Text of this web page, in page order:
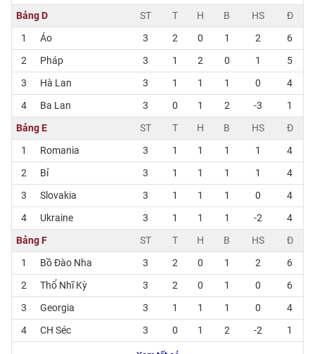
Bảng D
ST T H B HS
Đ
1
Áo 3 2 0 1 2
6
2
Pháp 3 1 2 0 1
5
3
Hà Lan 3 1 1 1 0
4
4
Ba Lan 3 0 1 2 -3
1
Bảng E
ST T H B HS
Đ
1
Romania 3 1 1 1 1
4
2
Bỉ 3 1 1 1 1
4
3
Slovakia 3 1 1 1 0
4
4
Ukraine 3 1 1 1 -2
4
Bảng F
ST T H B HS
Đ
1
Bồ Đào Nha 3 2 0 1 2
6
2
Thổ Nhĩ Kỳ 3 2 0 1 0
6
3
Georgia 3 1 1 1 0
4
4
CH Séc 3 0 1 2 -2 1